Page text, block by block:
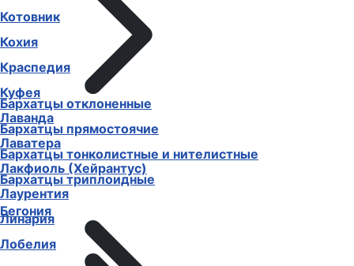
Бархатцы отклоненные
Бархатцы прямостоячие
Бархатцы тонколистные и нителистные
Бархатцы триплоидные
Бегония
Котовник
Кохия
Краспедия
Куфея
Лаванда
Лаватера
Лакфиоль (Хейрантус)
Лаурентия
Линария
Лобелия